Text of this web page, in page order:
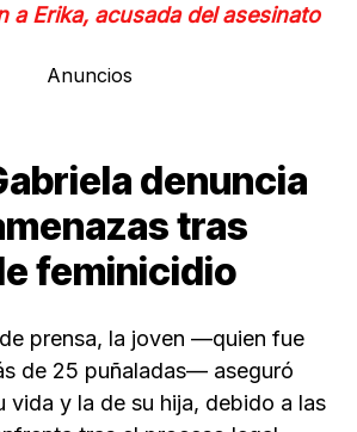
a Erika, acusada del asesinato
Anuncios
denuncia
tras
feminicidio
prensa, la joven —quien fue
de 25 puñaladas— aseguró
vida y la de su hija, debido a las